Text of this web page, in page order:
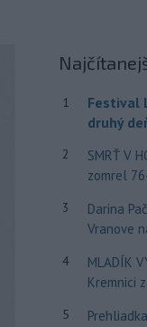
1
Festival
druhý
2
SMRŤ V
zomrel
3
Darina
Vranove
4
MLADÍK
Kremnici
5